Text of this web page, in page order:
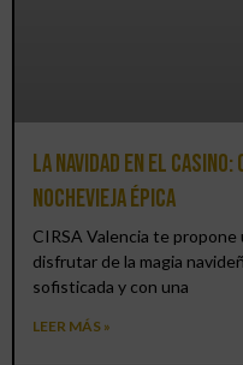
La Navidad en el
Nochevieja épica
CIRSA Valencia te propone
disfrutar de la magia
sofisticada y con una
LEER MÁS »